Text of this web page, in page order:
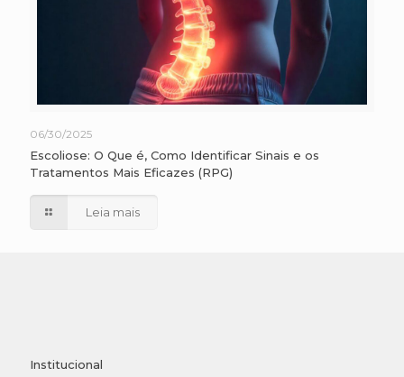
06/30/2025
Escoliose: O Que é, Como Identificar Sinais e os
Tratamentos Mais Eficazes (RPG)
Leia mais
Institucional